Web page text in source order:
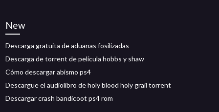
New
Descarga gratuita de aduanas fosilizadas
Descarga de torrent de película hobbs y shaw
Cómo descargar abismo ps4
Descargue el audiolibro de holy blood holy grail torrent
Descargar crash bandicoot ps4 rom